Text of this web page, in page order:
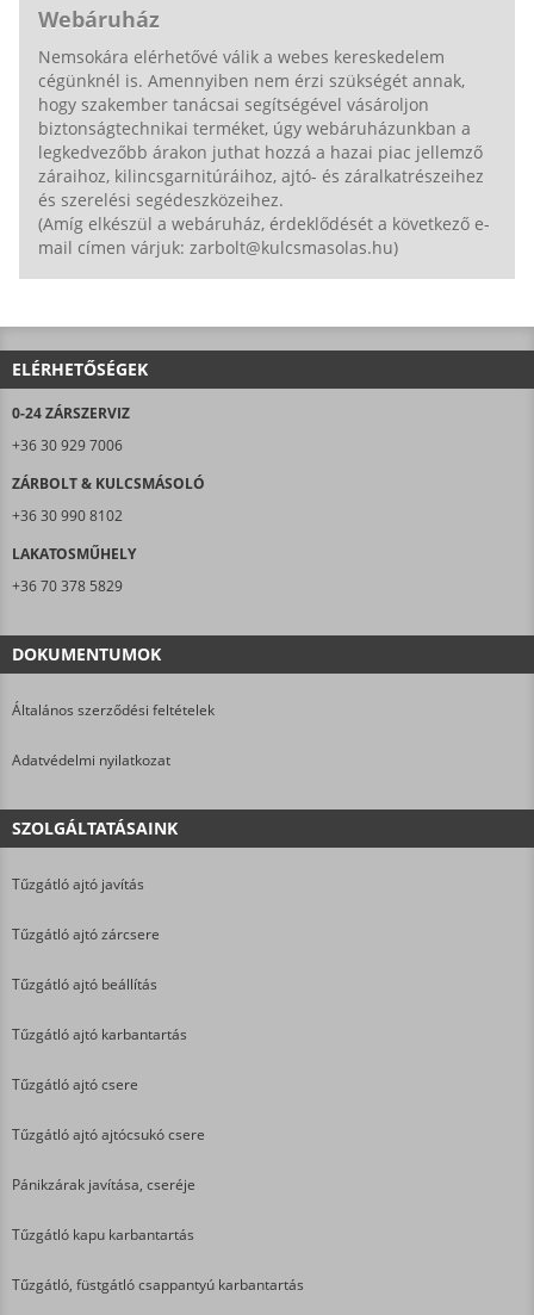
Webáruház
Nemsokára elérhetővé válik a webes kereskedelem
cégünknél is. Amennyiben nem érzi szükségét annak,
hogy szakember tanácsai segítségével vásároljon
biztonságtechnikai terméket, úgy webáruházunkban a
legkedvezőbb árakon juthat hozzá a hazai piac jellemző
záraihoz, kilincsgarnitúráihoz, ajtó- és záralkatrészeihez
és szerelési segédeszközeihez.
(Amíg elkészül a webáruház, érdeklődését a következő e-
mail címen várjuk: zarbolt@kulcsmasolas.hu)
ELÉRHETŐSÉGEK
0-24 ZÁRSZERVIZ
+36 30 929 7006
ZÁRBOLT & KULCSMÁSOLÓ
+36 30 990 8102
LAKATOSMŰHELY
+36 70 378 5829
DOKUMENTUMOK
Általános szerződési feltételek
Adatvédelmi nyilatkozat
SZOLGÁLTATÁSAINK
Tűzgátló ajtó javítás
Tűzgátló ajtó zárcsere
Tűzgátló ajtó beállítás
Tűzgátló ajtó karbantartás
Tűzgátló ajtó csere
Tűzgátló ajtó ajtócsukó csere
Pánikzárak javítása, cseréje
Tűzgátló kapu karbantartás
Tűzgátló, füstgátló csappantyú karbantartás